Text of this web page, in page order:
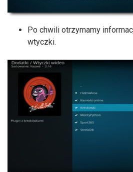
Po chwili otrzymamy
wtyczki.